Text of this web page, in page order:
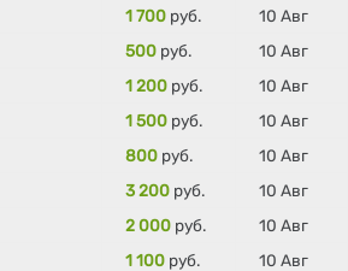
1 700 руб.
10 Авг
500 руб.
10 Авг
1 200 руб.
10 Авг
1 500 руб.
10 Авг
800 руб.
10 Авг
3 200 руб.
10 Авг
2 000 руб.
10 Авг
1 100 руб.
10 Авг